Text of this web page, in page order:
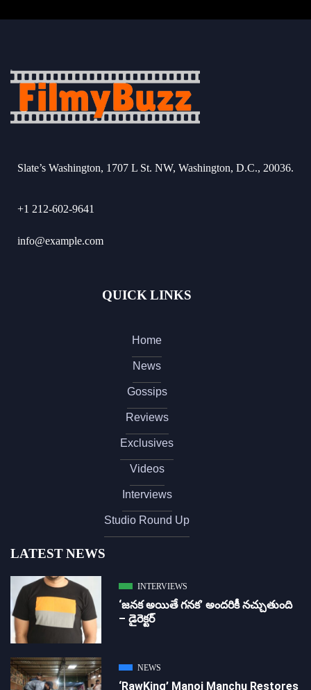
Slate’s Washington, 1707 L St. NW, Washington, D.C., 20036.
+1 212-602-9641
info@example.com
QUICK LINKS
Home
News
Gossips
Reviews
Exclusives
Videos
Interviews
Studio Round Up
LATEST NEWS
INTERVIEWS
‘జ‌న‌క అయితే గ‌న‌క‌’ అందరికీ నచ్చుతుంది
– డైరెక్ట‌ర్
NEWS
‘RawKing’ Manoj Manchu Restores